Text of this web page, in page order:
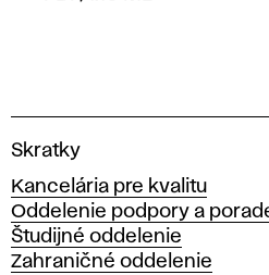
V
s
o
k
á
Skratky
Kancelária pre kvalitu
Oddelenie podpory a
Študijné oddelenie
Zahraničné oddelenie